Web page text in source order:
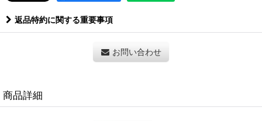
返品特約に関する重要事項
お問い合わせ
商品詳細